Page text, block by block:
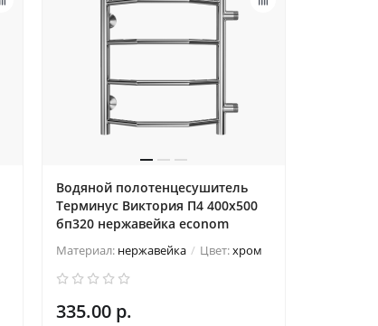
Водяной полотенцесушитель
Терминус Виктория П4 400х500
бп320 нержавейка econom
Материал: нержавейка Цвет:хром
335.00 р.